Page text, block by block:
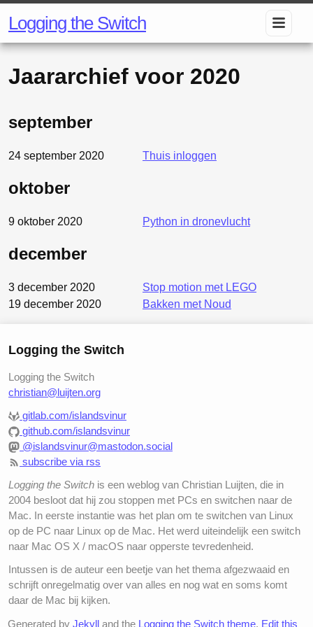
Logging the Switch
Jaararchief voor 2020
september
24 september 2020 Thuis inloggen
oktober
9 oktober 2020 Python in dronevlucht
december
3 december 2020
Stop motion met LEGO
19 december 2020
Bakken met Noud
Logging the Switch
Logging the Switch
christian@luijten.org
gitlab.com/islandsvinur
github.com/islandsvinur
@islandsvinur@mastodon.social
subscribe via rss
Logging the Switch is een weblog van Christian Luijten, die in
2004 besloot dat hij zou stoppen met PCs en switchen naar de
Mac. In eerste instantie was het plan om te switchen van Linux
op de PC naar Linux op de Mac. Het werd uiteindelijk een switch
naar Mac OS X / macOS naar opperste tevredenheid.
Intussen is de auteur een beetje van het thema afgezwaaid en
schrijft onregelmatig over van alles en nog wat en soms komt
daar de Mac bij kijken.
Generated by Jekylland the Logging the Switch theme. Edit this